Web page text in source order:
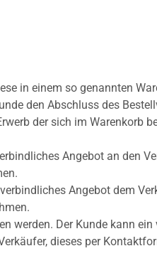
in einem so genannten
den Abschluss des
der sich im Warenkorb
Angebot an den
Angebot dem
werden. Der Kunde kann
dieses per